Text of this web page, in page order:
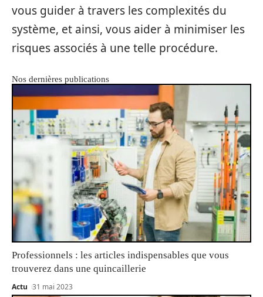
vous guider à travers les complexités du
système, et ainsi, vous aider à minimiser les
risques associés à une telle procédure.
Nos dernières publications
Professionnels : les articles indispensables que vous
trouverez dans une quincaillerie
Actu 31 mai 2023